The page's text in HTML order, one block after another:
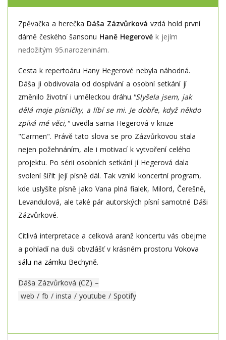
Zpěvačka a herečka Dáša Zázvůrková vzdá hold první
dámě českého šansonu Haně Hegerové k jejím
nedožitým 95.narozeninám.
Cesta k repertoáru Hany Hegerové nebyla náhodná.
Dáša ji obdivovala od dospívání a osobní setkání jí
změnilo životní i uměleckou dráhu."Slyšela jsem, jak
dělá moje písničky, a líbí se mi. Je dobře, když někdo
zpívá mé věci,"uvedla sama Hegerová v knize
"Carmen". Právě tato slova se pro Zázvůrkovou stala
nejen požehnáním, ale i motivací k vytvoření celého
projektu. Po sérii osobních setkání jí Hegerová dala
svolení šířit její písně dál. Tak vznikl koncertní program,
kde uslyšíte písně jako Vana plná fialek, Milord, Čerešně,
Levandulová, ale také pár autorských písní samotné Dáši
Zázvůrkové.
Citlivá interpretace a celková aranž koncertu vás obejme
a pohladí na duši obvzlášť v krásném prostoru Vokova
sálu na zámku Bechyně.
Dáša Zázvůrková (CZ) –
web / fb / insta / youtube / Spotify